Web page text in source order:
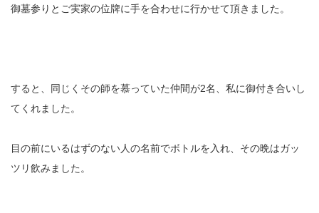
御墓参りとご実家の位牌に手を合わせに行かせて頂きました。
すると、同じくその師を慕っていた仲間が2名、私に御付き合いし
てくれました。
目の前にいるはずのない人の名前でボトルを入れ、その晩はガッ
ツリ飲みました。